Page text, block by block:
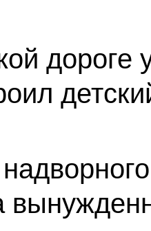
дороге